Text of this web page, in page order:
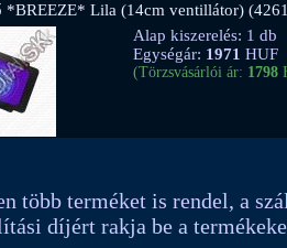
*BREEZE* Lila (14cm ventillátor)
Alap kiszerelés: 1 db
Egységár: 1971 HUF
(Törzsvásárlói ár: 1798
több terméket is rendel, a
díjért rakja be a